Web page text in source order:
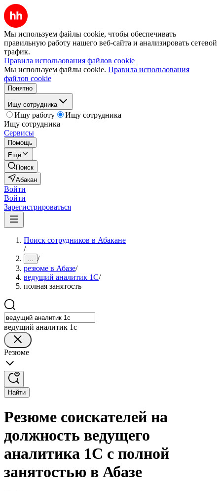
Мы используем файлы cookie, чтобы обеспечивать
правильную работу нашего веб-сайта и анализировать сетевой
трафик.
Правила использования файлов cookie
Мы используем файлы cookie. Правила использования
файлов cookie
Понятно
Ищу сотрудника
Ищу работу
Ищу сотрудника
Ищу сотрудника
Сервисы
Помощь
Ещё
Поиск
Абакан
Войти
Войти
Зарегистрироваться
Поиск сотрудников в Абакане
/
... /
резюме в Абазе/
ведущий аналитик 1С/
полная занятость
ведущий аналитик 1с
Резюме
Найти
Резюме соискателей на
должность ведущего
аналитика 1С с полной
занятостью в Абазе